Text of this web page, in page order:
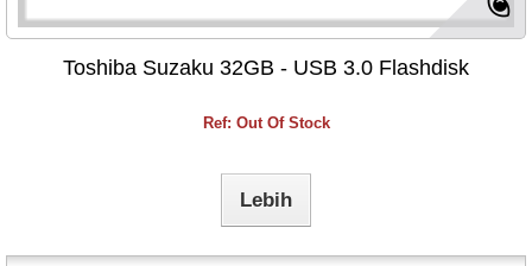
Toshiba Suzaku 32GB - USB 3.0 Flashdisk
Ref: Out Of Stock
Lebih